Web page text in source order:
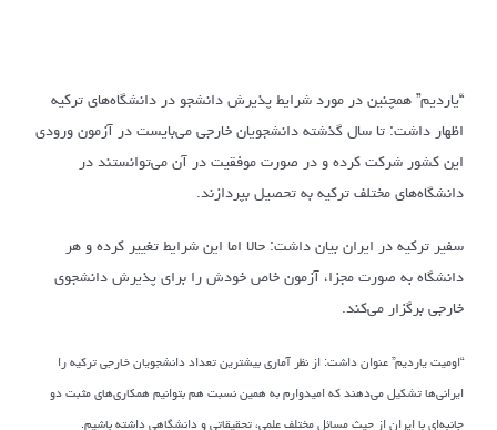
“یاردیم” همچنین در مورد شرایط پذیرش دانشجو در دانشگاه‌های ترکیه
اظهار داشت: تا سال گذشته دانشجویان خارجی می‌بایست در آزمون ورودی
این کشور شرکت کرده و در صورت موفقیت در آن می‌توانستند در
دانشگاه‌های مختلف ترکیه به تحصیل بپردازند.
سفیر ترکیه در ایران بیان داشت: حالا اما این شرایط تغییر کرده و هر
دانشگاه به صورت مجزا، آزمون خاص خودش را برای پذیرش دانشجوی
خارجی برگزار می‌کند.
“اومیت یاردیم” عنوان داشت: از نظر آماری بیشترین تعداد دانشجویان خارجی ترکیه را
ایرانی‌ها تشکیل می‌دهند که امیدوارم به همین نسبت هم بتوانیم همکاری‌های مثبت دو
جانبه‌ای با ایران از حیث مسائل مختلف علمی، تحقیقاتی و دانشگاهی داشته باشیم.